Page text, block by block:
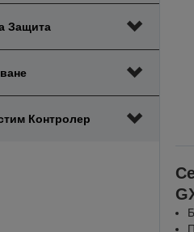
Защита
Контролер